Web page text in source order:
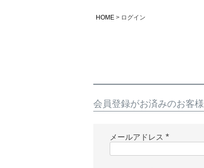
HOME ログイン
会員登録がお済みのお客様
メールアドレス
必